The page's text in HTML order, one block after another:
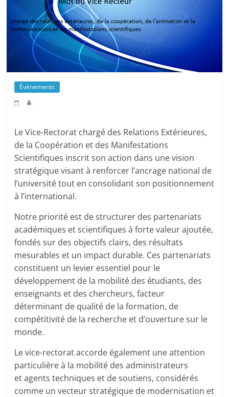
Événements
.
Le Vice-Rectorat chargé des Relations Extérieures,
de la Coopération et des Manifestations
Scientifiques inscrit son action dans une vision
stratégique visant à renforcer l’ancrage national de
l’université tout en consolidant son positionnement
à l’international.
Notre priorité est de structurer des partenariats
académiques et scientifiques à forte valeur ajoutée,
fondés sur des objectifs clairs, des résultats
mesurables et un impact durable. Ces partenariats
constituent un levier essentiel pour le
développement de la mobilité des étudiants, des
enseignants et des chercheurs, facteur
déterminant de qualité de la formation, de
compétitivité de la recherche et d’ouverture sur le
monde.
Le vice-rectorat accorde également une attention
particulière à la mobilité des administrateurs
et agents techniques et de soutiens, considérés
comme un vecteur stratégique de modernisation et